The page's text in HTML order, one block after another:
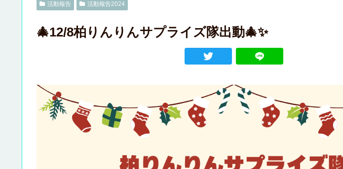
活動報告 活動報告2024
🎄12/8柏りんりんサプライズ隊出動🎄✨